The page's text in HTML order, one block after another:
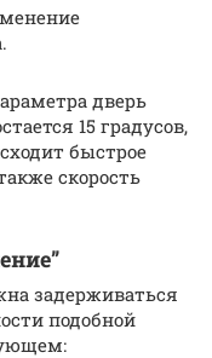
дверь
15 градусов,
быстрое
скорость
задерживаться
подобной